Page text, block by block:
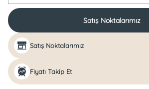
Satış Noktalarımız
Satış Noktalarımız
Fiyatı Takip Et